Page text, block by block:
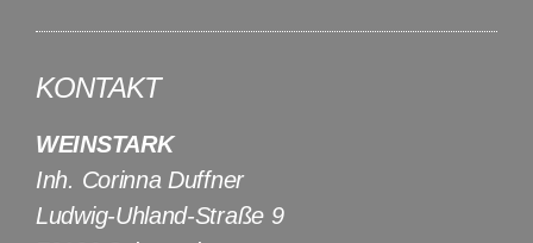
KONTAKT
WEINSTARK
Inh. Corinna Duffner
Ludwig-Uhland-Straße 9